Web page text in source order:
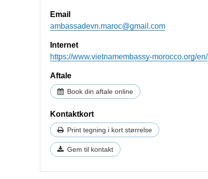
Email
ambassadevn.maroc@gmail.com
Internet
https://www.vietnamembassy-morocco.org/en/
Aftale
Book din aftale online
Kontaktkort
Print tegning i kort størrelse
Gem til kontakt